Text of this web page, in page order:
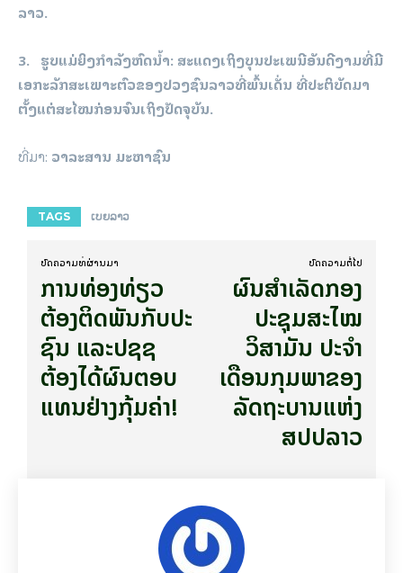
ລາວ.
3. ຮູບແມ່ຍິງກໍາລັງຫົດນໍ້າ: ສະແດງເຖິງບຸນປະເພນີອັນດີງາມທີ່ມີ
ເອກະລັກສະເພາະຕົວຂອງປວງຊົນລາວທີ່ພົ້ນເດັ່ນ ທີ່ປະຕິບັດມາ
ຕັ້ງແຕ່ສະໄໝກ່ອນຈົນເຖິງປັດຈຸບັນ.
ທີ່​ມາ: ວາ​ລະ​ສານ​ ມະ​ຫາ​ຊົນ
TAGS ເບຍ​ລາວ
ບົດ​ຄວາມ​ທີ່​ຜ່ານ​ມາ
ການ​ທ່ອງ​ທ່ຽວ​
ຕ້ອງ​ຕິດ​ພັນ​ກັບ​ປະ​
ຊົນ ແລະ​ປຊ​ຊ
ຕ້ອງໄດ້ຜົນ​ຕອບ​
ແທນ​ຢ່າງ​ກຸ້ມ​ຄ່າ!
ບົດ​ຄວາມ​ຕໍ່​ໄປ
ຜົນສຳເລັດກອງ
ປະຊຸມສະໄໝ
ວິສາມັນ ປະຈຳ
ເດືອນກຸມພາຂອງ
ລັດຖະບານແຫ່ງ
ສປປລາວ